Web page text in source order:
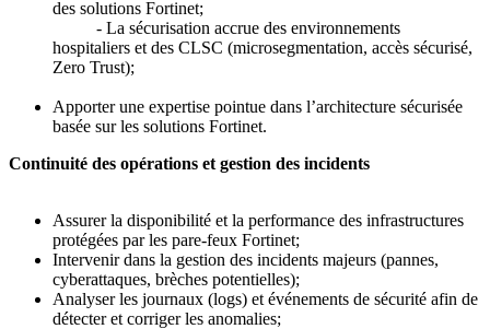
des solutions Fortinet;
- La sécurisation accrue des environnements
hospitaliers et des CLSC (microsegmentation, accès sécurisé,
Zero Trust);
Apporter une expertise pointue dans l’architecture sécurisée
basée sur les solutions Fortinet.
Continuité des opérations et gestion des incidents
Assurer la disponibilité et la performance des infrastructures
protégées par les pare-feux Fortinet;
Intervenir dans la gestion des incidents majeurs (pannes,
cyberattaques, brèches potentielles);
Analyser les journaux (logs) et événements de sécurité afin de
détecter et corriger les anomalies;